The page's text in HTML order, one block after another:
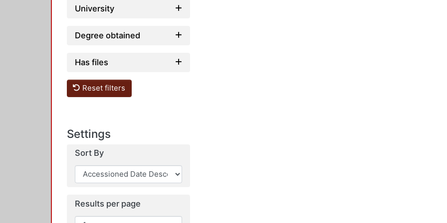
University
Degree obtained
Has files
Reset filters
Settings
Sort By
Results per page